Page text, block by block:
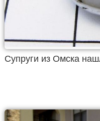
Супруги из Омска